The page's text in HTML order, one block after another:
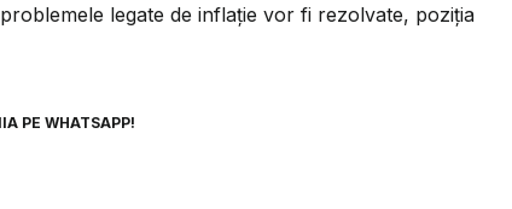
legate de inflație vor fi rezolvate, poziția
PE WHATSAPP!